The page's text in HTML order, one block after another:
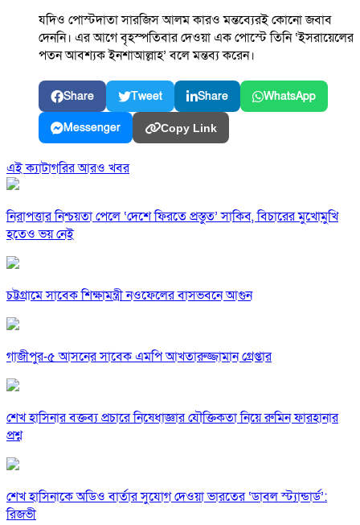
যদিও পোস্টদাতা সারজিস আলম কারও মন্তব্যেরই কোনো জবাব
দেননি। এর আগে বৃহস্পতিবার দেওয়া এক পোস্টে তিনি ‘ইসরায়েলের
পতন আবশ্যক ইনশাআল্লাহ’ বলে মন্তব্য করেন।
Share Tweet Share WhatsApp
Messenger Copy Link
এই ক্যাটাগরির আরও খবর
নিরাপত্তার নিশ্চয়তা পেলে ‘দেশে ফিরতে প্রস্তুত’ সাকিব, বিচারের মুখোমুখি
হতেও ভয় নেই
চট্টগ্রামে সাবেক শিক্ষামন্ত্রী নওফেলের বাসভবনে আগুন
গাজীপুর-৫ আসনের সাবেক এমপি আখতারুজ্জামান গ্রেপ্তার
শেখ হাসিনার বক্তব্য প্রচারে নিষেধাজ্ঞার যৌক্তিকতা নিয়ে রুমিন ফারহানার
প্রশ্ন
শেখ হাসিনাকে অডিও বার্তার সুযোগ দেওয়া ভারতের ‘ডাবল স্ট্যান্ডার্ড’:
রিজভী